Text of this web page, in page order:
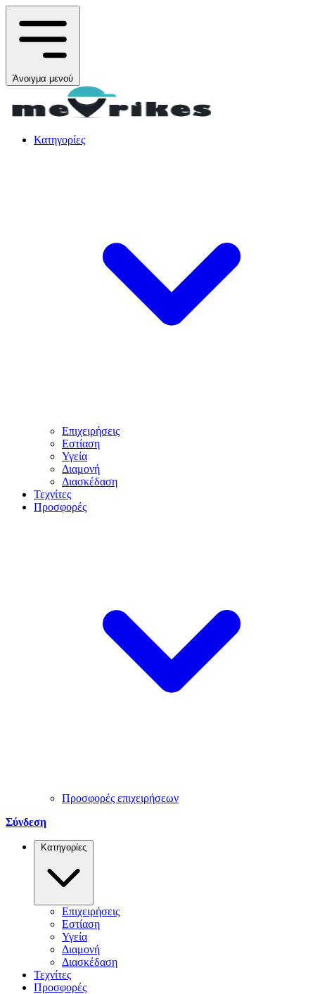
Άνοιγμα μενού
Κατηγορίες
Επιχειρήσεις
Εστίαση
Υγεία
Διαμονή
Διασκέδαση
Τεχνίτες
Προσφορές
Προσφορές επιχειρήσεων
Σύνδεση
Κατηγορίες
Επιχειρήσεις
Εστίαση
Υγεία
Διαμονή
Διασκέδαση
Τεχνίτες
Προσφορές